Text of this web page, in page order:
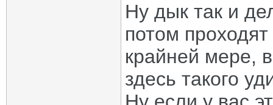
Ну дык так и
потом
крайней мере,
здесь такого